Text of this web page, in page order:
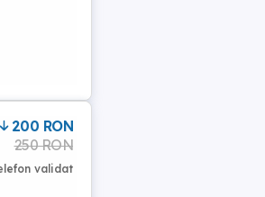
200 RON
250 RON
validat